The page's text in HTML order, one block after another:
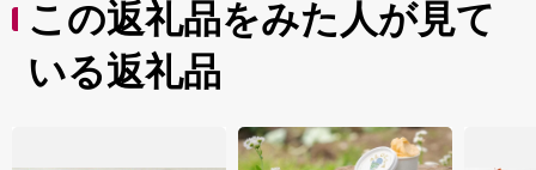
この返礼品をみた人が見て
いる返礼品